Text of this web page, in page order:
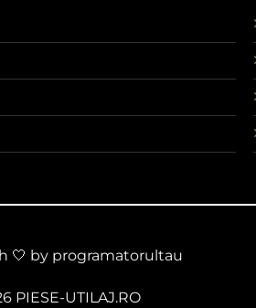
🤍 by programatorultau
PIESE-UTILAJ.RO